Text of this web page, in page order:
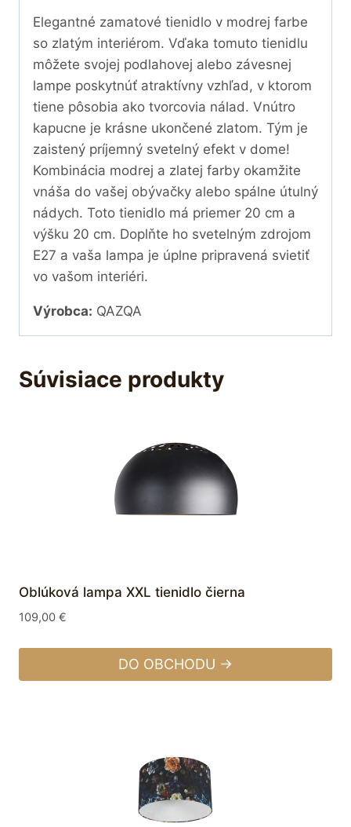
Elegantné zamatové tienidlo v modrej farbe
so zlatým interiérom. Vďaka tomuto tienidlu
môžete svojej podlahovej alebo závesnej
lampe poskytnúť atraktívny vzhľad, v ktorom
tiene pôsobia ako tvorcovia nálad. Vnútro
kapucne je krásne ukončené zlatom. Tým je
zaistený príjemný svetelný efekt v dome!
Kombinácia modrej a zlatej farby okamžite
vnáša do vašej obývačky alebo spálne útulný
nádych. Toto tienidlo má priemer 20 cm a
výšku 20 cm. Doplňte ho svetelným zdrojom
E27 a vaša lampa je úplne pripravená svietiť
vo vašom interiéri.
Výrobca: QAZQA
Súvisiace produkty
Oblúková lampa XXL tienidlo čierna
109,00 €
DO OBCHODU →